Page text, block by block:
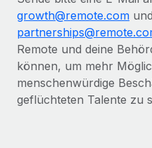
growth@remote.com und
Remote und deine
können, um mehr
menschenwürdige
geflüchteten Talente zu